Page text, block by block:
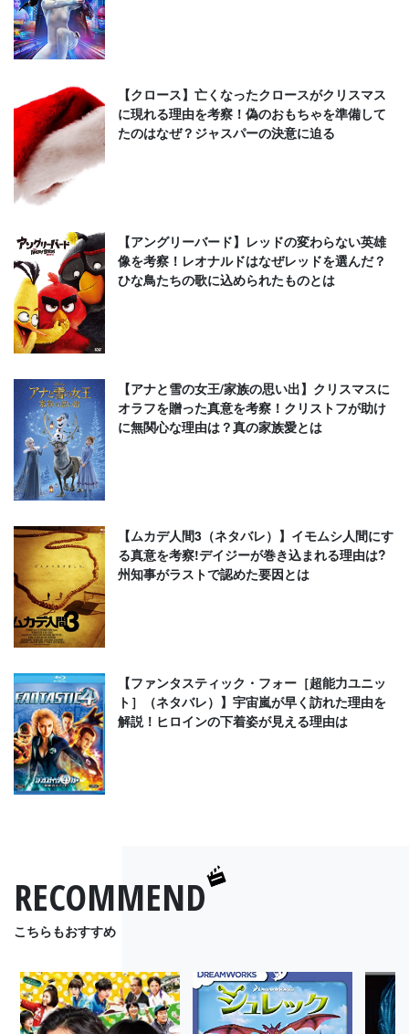
【クロース】亡くなったクロースがクリスマス
に現れる理由を考察！偽のおもちゃを準備して
たのはなぜ？ジャスパーの決意に迫る
【アングリーバード】レッドの変わらない英雄
像を考察！レオナルドはなぜレッドを選んだ？
ひな鳥たちの歌に込められたものとは
【アナと雪の女王/家族の思い出】クリスマスに
オラフを贈った真意を考察！クリストフが助け
に無関心な理由は？真の家族愛とは
【ムカデ人間3（ネタバレ）】イモムシ人間にす
る真意を考察!デイジーが巻き込まれる理由は?
州知事がラストで認めた要因とは
【ファンタスティック・フォー［超能力ユニッ
ト］（ネタバレ）】宇宙嵐が早く訪れた理由を
解説！ヒロインの下着姿が見える理由は
RECOMMEND
こちらもおすすめ